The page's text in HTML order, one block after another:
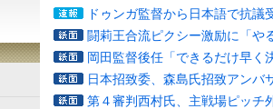
ドゥンガ監督から日本語で抗議
闘莉王合流ピクシー激励に「や
岡田監督後任「できるだけ早く
日本招致委、森島氏招致アンバ
第４審判西村氏、主戦場ピッチ